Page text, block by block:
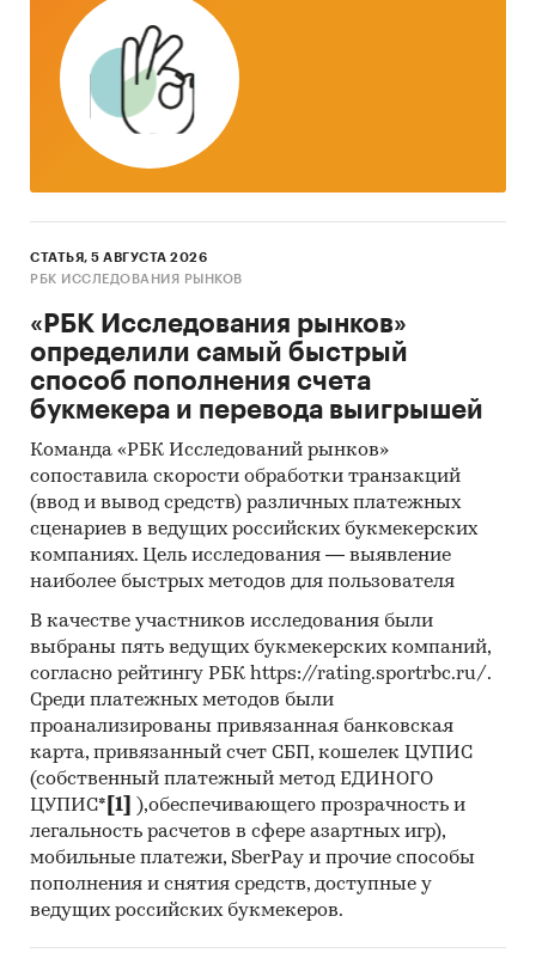
Наиболее крупную долю занимает компания
….., ее доля составляет ….%.
По данным исследовательской компании ….
компания … занимает на российском рынке
влажных салфеток долю ….%.
Исследование потребителей показало, что
являются ….., их покупает …..% опрошенных.
Категории: Потребительские товары
Предметы личной гигиены / Ватно-бумажная
продукция
Промышленность / ... / Бумага / Салфетки,
вата, туалетная бумага
Россия
СТАТЬЯ, 5 АВГУСТА 2026
РБК ИССЛЕДОВАНИЯ РЫНКОВ
«РБК Исследования рынков»
определили самый быстрый
способ пополнения счета
букмекера и перевода выигрышей
Команда «РБК Исследований рынков»
сопоставила скорости обработки транзакций
(ввод и вывод средств) различных платежных
сценариев в ведущих российских букмекерских
компаниях. Цель исследования — выявление
наиболее быстрых методов для пользователя
В качестве участников исследования были
выбраны пять ведущих букмекерских компаний,
согласно рейтингу РБК https://rating.sportrbc.ru/.
Среди платежных методов были
проанализированы привязанная банковская
карта, привязанный счет СБП, кошелек ЦУПИС
(собственный платежный метод ЕДИНОГО
ЦУПИС* [1]
),обеспечивающего прозрачность и
легальность расчетов в сфере азартных игр),
мобильные платежи, SberPay и прочие способы
пополнения и снятия средств, доступные у
ведущих российских букмекеров.